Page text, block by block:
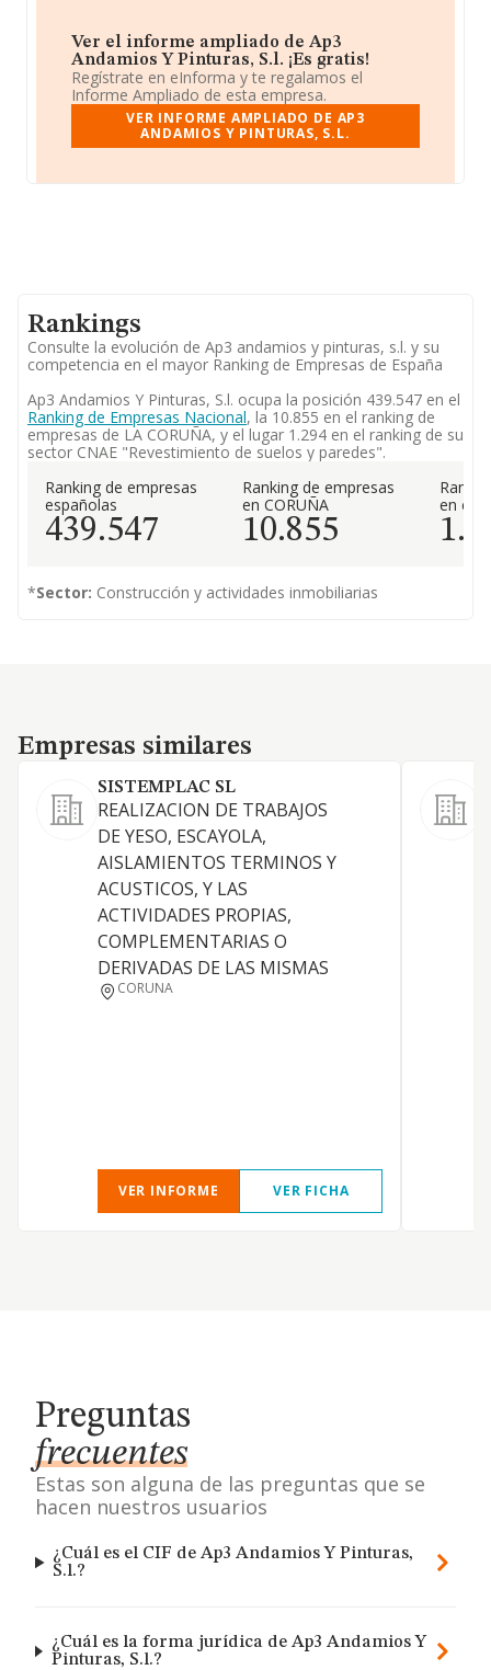
Ver el informe ampliado de Ap3
Andamios Y Pinturas, S.l. ¡Es gratis!
Regístrate en eInforma y te regalamos el
Informe Ampliado de esta empresa.
VER INFORME AMPLIADO DE AP3
ANDAMIOS Y PINTURAS, S.L.
Rankings
Consulte la evolución de Ap3 andamios y pinturas, s.l. y su
competencia en el mayor Ranking de Empresas de España
Ap3 Andamios Y Pinturas, S.l. ocupa la posición 439.547 en el
Ranking de Empresas Nacional, la 10.855 en el ranking de
empresas de LA CORUÑA, y el lugar 1.294 en el ranking de su
sector CNAE "Revestimiento de suelos y paredes".
Ranking de empresas
españolas
439.547
Ranking de empresas
en CORUÑA
10.855
en el
*Sector: Construcción y actividades inmobiliarias
Empresas similares
Empresas similares
SISTEMPLAC SL
REALIZACION DE TRABAJOS
DE YESO, ESCAYOLA,
AISLAMIENTOS TERMINOS Y
ACUSTICOS, Y LAS
ACTIVIDADES PROPIAS,
COMPLEMENTARIAS O
DERIVADAS DE LAS MISMAS
CORUNA
VER INFORME VER FICHA
Preguntas
frecuentes
Estas son alguna de las preguntas que se
hacen nuestros usuarios
¿Cuál es el CIF de Ap3 Andamios Y Pinturas,
S.l.?
¿Cuál es la forma jurídica de Ap3 Andamios Y
Pinturas, S.l.?